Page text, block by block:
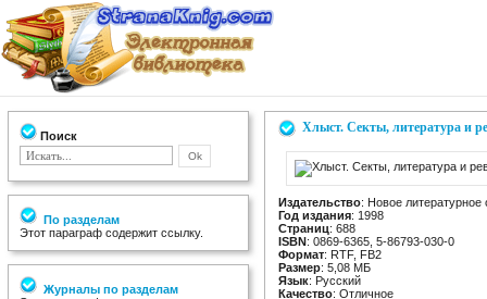
Поиск
По разделам
Этот параграф содержит ссылку.
Журналы по разделам
Хлыст. Секты, литература и
Издательство: Новое литературное
Год издания: 1998
Страниц: 688
ISBN: 0869-6365, 5-86793-030-0
Формат: RTF, FB2
Размер: 5,08 МБ
Язык: Русский
Качество: Отличное